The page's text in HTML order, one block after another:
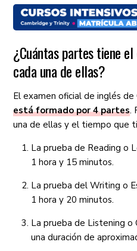
¿Cuántas partes tiene
cada una de ellas?
El examen oficial de inglés
está formado por 4 partes.
una de ellas y el tiempo que
La prueba de Reading o
1 hora y 15 minutos.
La prueba del Writing o
1 hora y 20 minutos.
La prueba de Listening o
una duración de